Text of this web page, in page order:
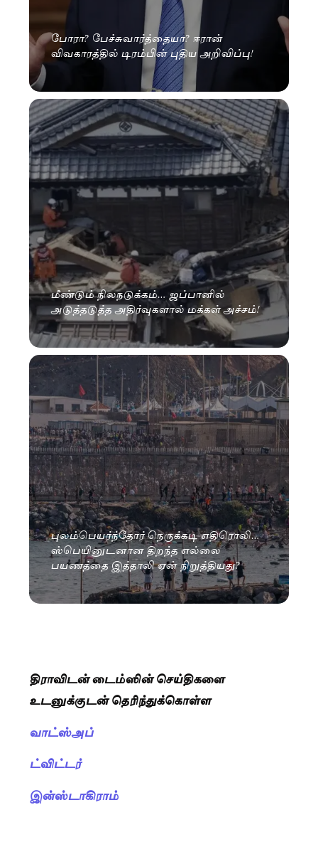
போரா? பேச்சுவார்த்தையா? ஈரான்
விவகாரத்தில் டிரம்பின் புதிய அறிவிப்பு!
மீண்டும் நிலநடுக்கம்… ஜப்பானில்
அடுத்தடுத்த அதிர்வுகளால் மக்கள் அச்சம்!
புலம்பெயர்ந்தோர் நெருக்கடி எதிரொலி…
ஸ்பெயினுடனான திறந்த எல்லை
பயணத்தை இத்தாலி ஏன் நிறுத்தியது?
திராவிடன் டைம்ஸின் செய்திகளை
உடனுக்குடன் தெரிந்துக்கொள்ள
வாட்ஸ்அப்
ட்விட்டர்
இன்ஸ்டாகிராம்